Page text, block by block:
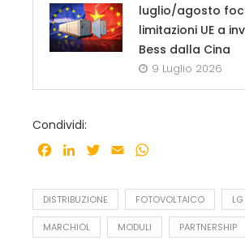
luglio/agosto
limitazioni UE a
Bess dalla Cina
9 Luglio 2026
Condividi:
Facebook
LinkedInTwitter
Email
DISTRIBUZIONE FOTOVOLTAICO LG
MARCHIOL MODULI PARTNERSHIP